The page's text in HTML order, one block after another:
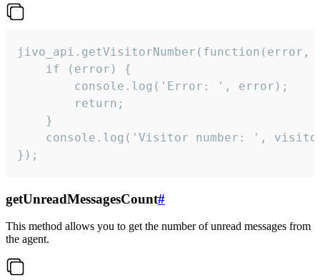
jivo_api.getVisitorNumber(function(error,
    if (error) {
        console.log('Error: ', error);
        return;
    }
console.log('Visitor number: ',
});
getUnreadMessagesCount#
This method allows you to get the number of unread messages from
the agent.